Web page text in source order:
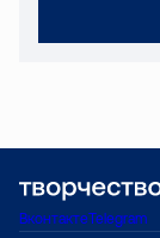
ВконтактеTelegram